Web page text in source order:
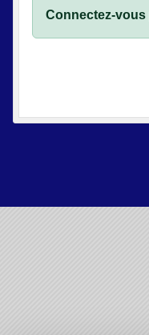
Connectez-vous